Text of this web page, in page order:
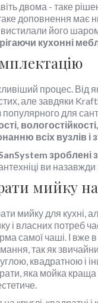
двома - таке
доповнення має
його
кухонні
процес. Від
але завдяки
для
всіх вузлів і
зроблені
ви
мийку
мийку для кухні,
і власних потреб
самої чаші. І вже
так як
квадратною і
яка мойка краща